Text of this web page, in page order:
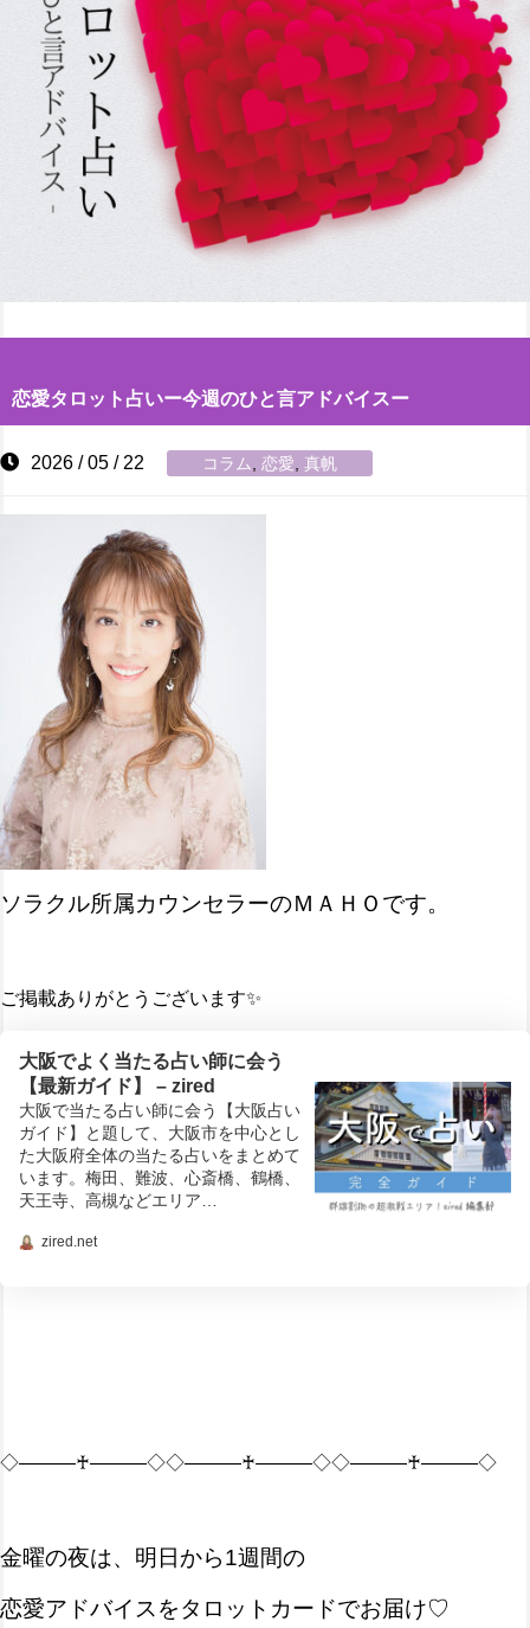
恋愛タロット占いー今週のひと言アドバイスー
2026 / 05 / 22 コラム 恋愛 真帆
ソラクル所属カウンセラーのＭＡＨＯです。
ご掲載ありがとうございます✨
大阪でよく当たる占い師に会う
【最新ガイド】 – zired
大阪で当たる占い師に会う【大阪占い
ガイド】と題して、大阪市を中心とし
た大阪府全体の当たる占いをまとめて
います。梅田、難波、心斎橋、鶴橋、
天王寺、高槻などエリア…
zired.net
◇―――♰―――◇◇―――♰―――◇◇―――♰―――◇
金曜の夜は、明日から1週間の
恋愛アドバイスをタロットカードでお届け♡